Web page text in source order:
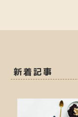
新着記事